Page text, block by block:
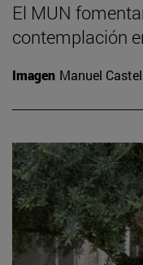
El MUN
contemplación
Imagen Manuel